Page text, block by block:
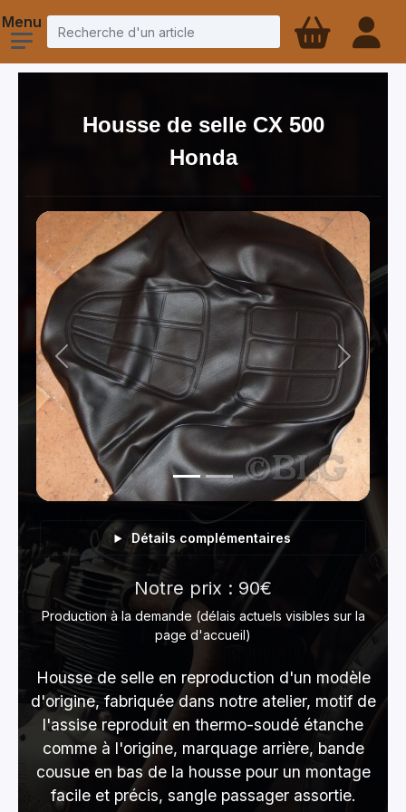
Housse de selle CX 500
Honda
Previous Next
Détails complémentaires
Notre prix : 90€
Production à la demande (délais actuels visibles sur la
page d'accueil)
Housse de selle en reproduction d'un modèle
d'origine, fabriquée dans notre atelier, motif de
l'assise reproduit en thermo-soudé étanche
comme à l'origine, marquage arrière, bande
cousue en bas de la housse pour un montage
facile et précis, sangle passager assortie.